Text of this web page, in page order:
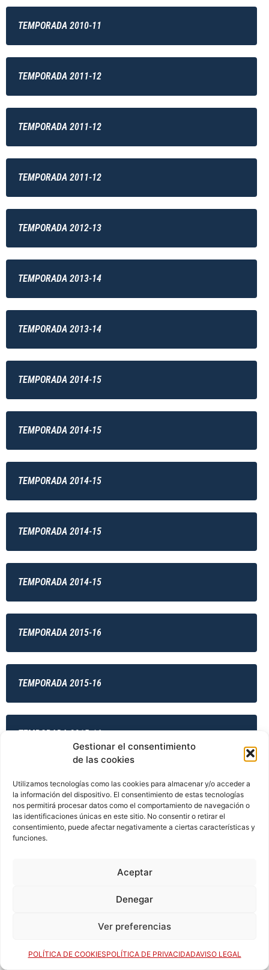
Gestionar el consentimiento
de las cookies
Utilizamos tecnologías como las cookies para almacenar y/o acceder a
la información del dispositivo. El consentimiento de estas tecnologías
nos permitirá procesar datos como el comportamiento de navegación o
las identificaciones únicas en este sitio. No consentir o retirar el
consentimiento, puede afectar negativamente a ciertas características y
funciones.
Aceptar
Denegar
Ver preferencias
POLÍTICA DE COOKIESPOLÍTICA DE PRIVACIDADAVISO LEGAL
TEMPORADA 2010-11
TEMPORADA 2011-12
TEMPORADA 2011-12
TEMPORADA 2011-12
TEMPORADA 2012-13
TEMPORADA 2013-14
TEMPORADA 2013-14
TEMPORADA 2014-15
TEMPORADA 2014-15
TEMPORADA 2014-15
TEMPORADA 2014-15
TEMPORADA 2014-15
TEMPORADA 2015-16
TEMPORADA 2015-16
TEMPORADA 2015-16
TEMPORADA 2015-16
TEMPORADA 2015-16